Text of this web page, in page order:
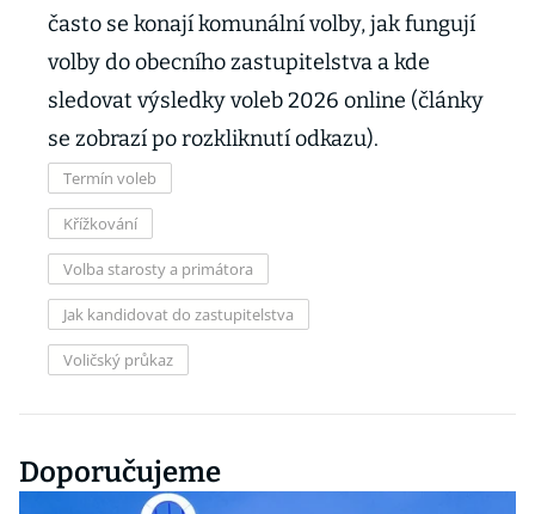
často se konají komunální volby, jak fungují
volby do obecního zastupitelstva a kde
sledovat výsledky voleb 2026 online (články
se zobrazí po rozkliknutí odkazu).
Termín voleb
Křížkování
Volba starosty a primátora
Jak kandidovat do zastupitelstva
Voličský průkaz
Doporučujeme